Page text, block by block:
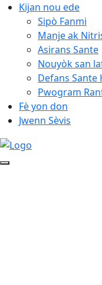
Kijan nou ede
Sipò Fanmi
Manje ak
Asirans Sante
Nouyòk san
Defans Sante
Pwogram
Fè yon don
Jwenn Sèvis